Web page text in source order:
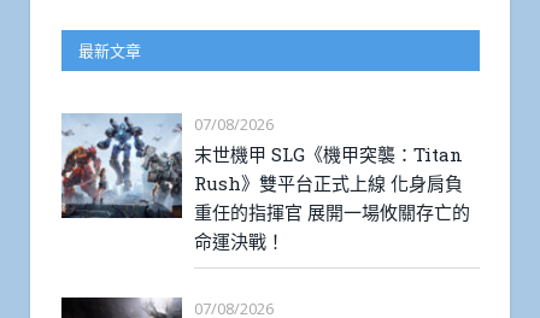
最新文章
07/08/2026
末世機甲 SLG《機甲突襲：Titan
Rush》雙平台正式上線 化身肩負
重任的指揮官 展開一場攸關存亡的
命運決戰！
07/08/2026